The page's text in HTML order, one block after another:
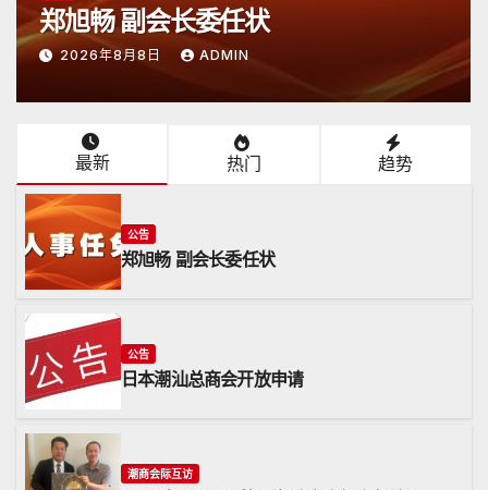
郑旭畅 副会长委任状
2026年8月8日 ADMIN
最新 热门 趋势
公告
郑旭畅 副会长委任状
公告
日本潮汕总商会开放申请
潮商会际互访